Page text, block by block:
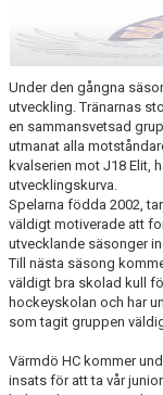
Under den gångna
utveckling. Tränarnas
en sammansvetsad
utmanat alla
kvalserien mot J18 Elit,
utvecklingskurva.
Spelarna födda 2002,
väldigt motiverade att
utvecklande säsonger
Till nästa säsong
väldigt bra skolad kull
hockeyskolan och har
som tagit gruppen
Värmdö HC kommer
insats för att ta vår